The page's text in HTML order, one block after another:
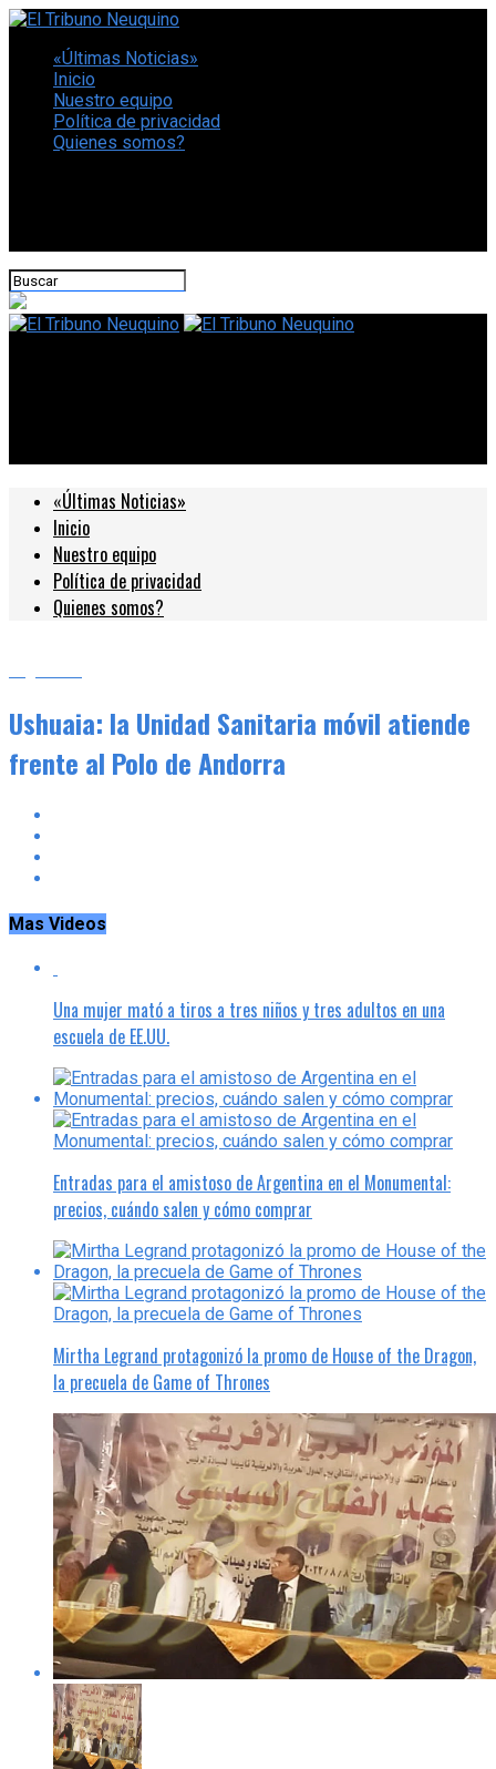
«Últimas Noticias»
Inicio
Nuestro equipo
Política de privacidad
Quienes somos?
«Últimas Noticias»
Inicio
Nuestro equipo
Política de privacidad
Quienes somos?
Ushuaia: la Unidad Sanitaria móvil atiende
frente al Polo de Andorra
Mas Videos
Una mujer mató a tiros a tres niños y tres adultos en una
escuela de EE.UU.
Entradas para el amistoso de Argentina en el Monumental:
precios, cuándo salen y cómo comprar
Mirtha Legrand protagonizó la promo de House of the Dragon,
la precuela de Game of Thrones